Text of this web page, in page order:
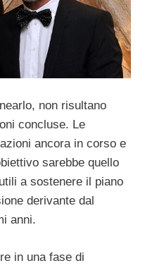
non risultano
concluse. Le
ancora in corso e
sarebbe quello
a sostenere il piano
derivante dal
anni.
in una fase di